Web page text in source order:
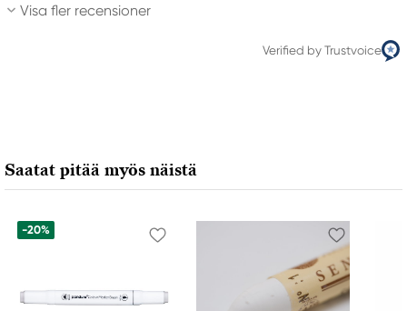
Visa fler recensioner
Verified by Trustvoice
Saatat pitää myös näistä
-20%